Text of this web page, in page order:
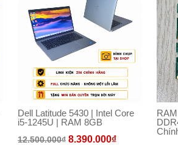
Dell Latitude 5430 | Intel Core
i5-1245U | RAM 8GB
12.500.000₫ 8.390.000₫